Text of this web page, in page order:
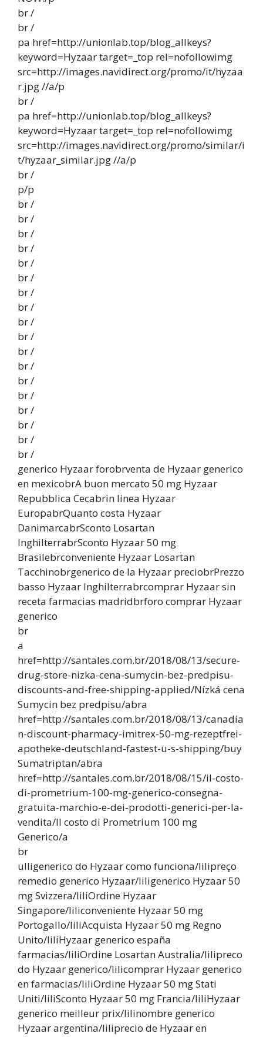
br /
br /
pa href=http://unionlab.top/blog_allkeys?
keyword=Hyzaar target=_top rel=nofollowimg
src=http://images.navidirect.org/promo/it/hyzaa
r.jpg //a/p
br /
pa href=http://unionlab.top/blog_allkeys?
keyword=Hyzaar target=_top rel=nofollowimg
src=http://images.navidirect.org/promo/similar/i
t/hyzaar_similar.jpg //a/p
br /
p/p
br /
br /
br /
br /
br /
br /
br /
br /
br /
br /
br /
br /
br /
br /
br /
br /
br /
br /
generico Hyzaar forobrventa de Hyzaar generico
en mexicobrA buon mercato 50 mg Hyzaar
Repubblica Cecabrin linea Hyzaar
EuropabrQuanto costa Hyzaar
DanimarcabrSconto Losartan
InghilterrabrSconto Hyzaar 50 mg
Brasilebrconveniente Hyzaar Losartan
Tacchinobrgenerico de la Hyzaar preciobrPrezzo
basso Hyzaar Inghilterrabrcomprar Hyzaar sin
receta farmacias madridbrforo comprar Hyzaar
generico
br
a
href=http://santales.com.br/2018/08/13/secure-
drug-store-nizka-cena-sumycin-bez-predpisu-
discounts-and-free-shipping-applied/Nízká cena
Sumycin bez predpisu/abra
href=http://santales.com.br/2018/08/13/canadia
n-discount-pharmacy-imitrex-50-mg-rezeptfrei-
apotheke-deutschland-fastest-u-s-shipping/buy
Sumatriptan/abra
href=http://santales.com.br/2018/08/15/il-costo-
di-prometrium-100-mg-generico-consegna-
gratuita-marchio-e-dei-prodotti-generici-per-la-
vendita/Il costo di Prometrium 100 mg
Generico/a
br
ulligenerico do Hyzaar como funciona/lilipreço
remedio generico Hyzaar/liligenerico Hyzaar 50
mg Svizzera/liliOrdine Hyzaar
Singapore/liliconveniente Hyzaar 50 mg
Portogallo/liliAcquista Hyzaar 50 mg Regno
Unito/liliHyzaar generico españa
farmacias/liliOrdine Losartan Australia/lilipreco
do Hyzaar generico/lilicomprar Hyzaar generico
en farmacias/liliOrdine Hyzaar 50 mg Stati
Uniti/liliSconto Hyzaar 50 mg Francia/liliHyzaar
generico meilleur prix/lilinombre generico
Hyzaar argentina/liliprecio de Hyzaar en